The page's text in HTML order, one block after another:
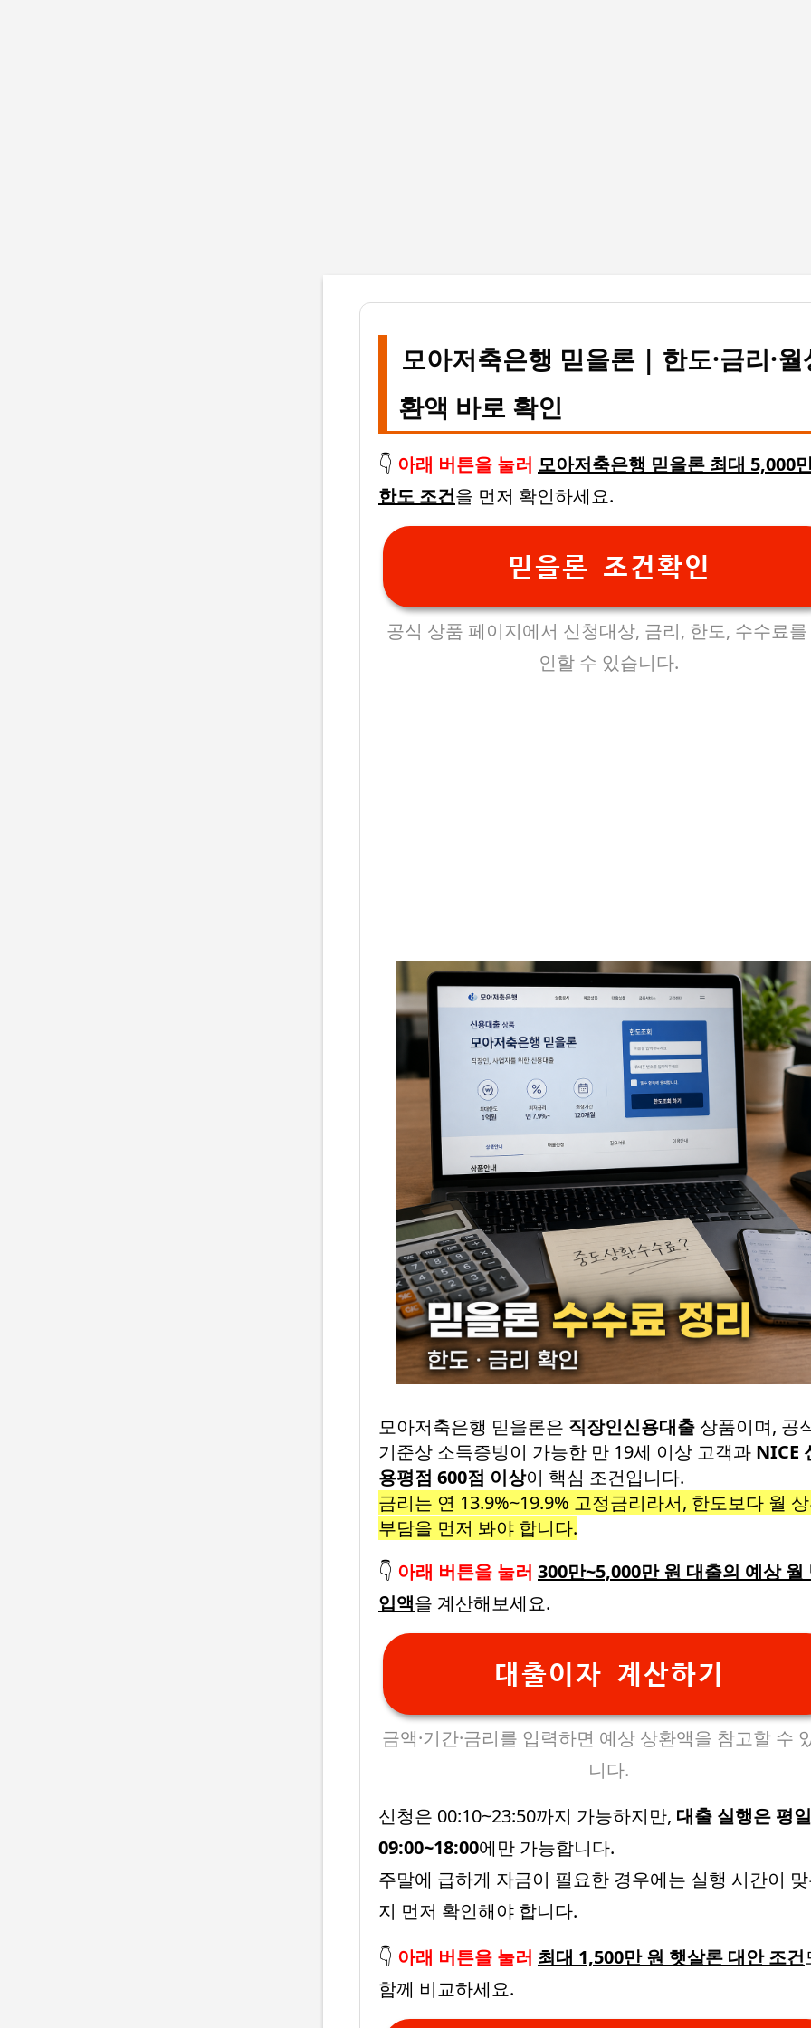
모아저축은행 믿을론 | 한도·금리·월
환액 바로 확인
👇 아래 버튼을 눌러 모아저축은행 믿을론 최대 5,000
한도 조건을 먼저 확인하세요.
믿을론 조건확인
공식 상품 페이지에서 신청대상, 금리, 한도, 수수료
인할 수 있습니다.
모아저축은행 믿을론은 직장인신용대출 상품이며, 공
기준상 소득증빙이 가능한 만 19세 이상 고객과 NICE
용평점 600점 이상이 핵심 조건입니다.
금리는 연 13.9%~19.9% 고정금리라서, 한도보다 월
부담을 먼저 봐야 합니다.
👇 아래 버튼을 눌러 300만~5,000만 원 대출의 예상 월
입액을 계산해보세요.
대출이자 계산하기
금액·기간·금리를 입력하면 예상 상환액을 참고할 수
니다.
신청은 00:10~23:50까지 가능하지만, 대출 실행은 평일
09:00~18:00에만 가능합니다.
주말에 급하게 자금이 필요한 경우에는 실행 시간이
지 먼저 확인해야 합니다.
👇 아래 버튼을 눌러 최대 1,500만 원 햇살론 대안 조건
함께 비교하세요.